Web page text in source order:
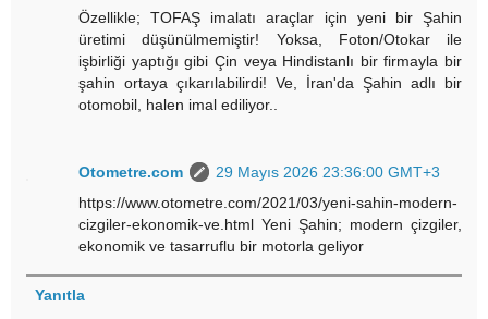
Özellikle; TOFAŞ imalatı araçlar için yeni bir Şahin
üretimi düşünülmemiştir! Yoksa, Foton/Otokar ile
işbirliği yaptığı gibi Çin veya Hindistanlı bir firmayla bir
şahin ortaya çıkarılabilirdi! Ve, İran'da Şahin adlı bir
otomobil, halen imal ediliyor..
Otometre.com
29 Mayıs 2026 23:36:00 GMT+3
https://www.otometre.com/2021/03/yeni-sahin-modern-
cizgiler-ekonomik-ve.html Yeni Şahin; modern çizgiler,
ekonomik ve tasarruflu bir motorla geliyor
Yanıtla